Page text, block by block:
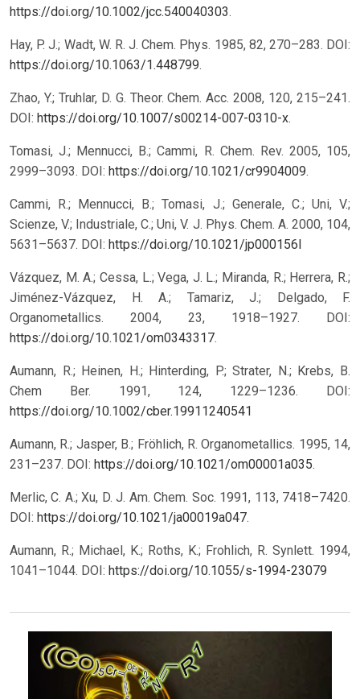
https://doi.org/10.1002/jcc.540040303.
Hay, P. J.; Wadt, W. R. J. Chem. Phys. 1985, 82, 270–283. DOI:
https://doi.org/10.1063/1.448799.
Zhao, Y.; Truhlar, D. G. Theor. Chem. Acc. 2008, 120, 215–241.
DOI: https://doi.org/10.1007/s00214-007-0310-x.
Tomasi, J.; Mennucci, B.; Cammi, R. Chem. Rev. 2005, 105,
2999–3093. DOI: https://doi.org/10.1021/cr9904009.
Cammi, R.; Mennucci, B.; Tomasi, J.; Generale, C.; Uni, V.;
Scienze, V.; Industriale, C.; Uni, V. J. Phys. Chem. A. 2000, 104,
5631–5637. DOI: https://doi.org/10.1021/jp000156l
Vázquez, M. A.; Cessa, L.; Vega, J. L.; Miranda, R.; Herrera, R.;
Jiménez-Vázquez, H. A.; Tamariz, J.; Delgado, F.
Organometallics. 2004, 23, 1918–1927. DOI:
https://doi.org/10.1021/om0343317.
Aumann, R.; Heinen, H.; Hinterding, P.; Strater, N.; Krebs, B.
Chem Ber. 1991, 124, 1229–1236.
DOI:
https://doi.org/10.1002/cber.19911240541
Aumann, R.; Jasper, B.; Fröhlich, R. Organometallics. 1995, 14,
231–237. DOI: https://doi.org/10.1021/om00001a035.
Merlic, C. A.; Xu, D. J. Am. Chem. Soc. 1991, 113, 7418–7420.
DOI: https://doi.org/10.1021/ja00019a047.
Aumann, R.; Michael, K.; Roths, K.; Frohlich, R. Synlett. 1994,
1041–1044. DOI: https://doi.org/10.1055/s-1994-23079